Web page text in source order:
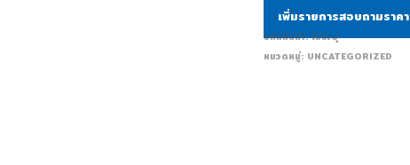
เพิ่มรายการสอบถามราคา
รหัสสินค้า:ไม่ระบุ
หมวดหมู่: UNCATEGORIZED